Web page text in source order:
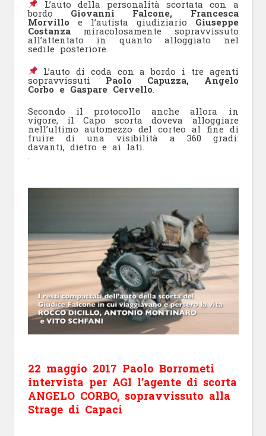
L’auto della personalità scortata con a
bordo Giovanni Falcone, Francesca
Morvillo e l’autista giudiziario Giuseppe
Costanzamiracolosamente sopravvissuto
all’attentato in quanto alloggiato nel
sedile posteriore.
L’auto di coda con a bordo i tre agenti
sopravvissuti Paolo Capuzza, Angelo
Corbo e Gaspare Cervello
Secondo il protocollo anche allora in
vigore, il Capo scorta doveva alloggiare
nell’ultimo automezzo del corteo al fine di
fruire di una visibilità a 360 gradi:
davanti, dietro e ai lati.
.
22 maggio 2017 Paolo Borrometi
intervista per AGI l’agente di scorta
ANGELO CORBO, sopravvissuto alla
Strage di Capaci